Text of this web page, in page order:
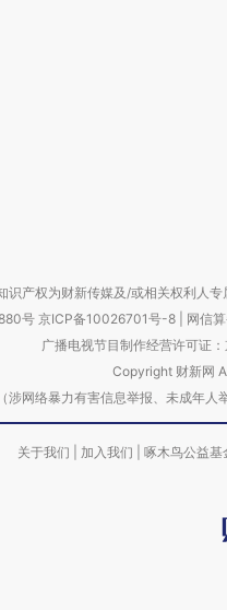
识产权为财新传媒及/或相关权利人
号京ICP备10026701号-8 网信
广播电视节目制作经营许可证
Copyright 财新网
涉网络暴力有害信息举报、未成
关于我们 加入我们 啄木鸟公益基